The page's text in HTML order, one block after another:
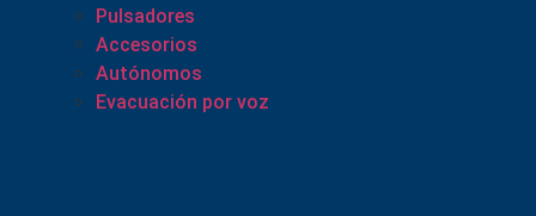
Pulsadores
Accesorios
Autónomos
Evacuación por voz